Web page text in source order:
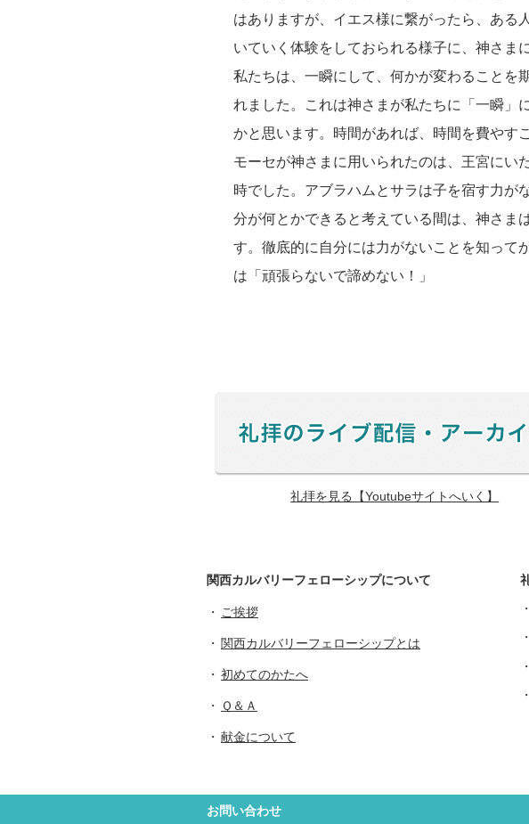
はありますが、イエス様に繋がったら、ある
いていく体験をしておられる様子に、神さま
私たちは、一瞬にして、何かが変わることを
れました。これは神さまが私たちに「一瞬」
かと思います。時間があれば、時間を費やす
モーセが神さまに用いられたのは、王宮にい
時でした。アブラハムとサラは子を宿す力が
分が何とかできると考えている間は、神さま
す。徹底的に自分には力がないことを知って
は「頑張らないで諦めない！」
礼拝を見る【Youtubeサイトへいく】
関西カルバリーフェローシップについて
ご挨拶
関西カルバリーフェローシップとは
初めてのかたへ
Ｑ＆Ａ
献金について
お問い合わせ